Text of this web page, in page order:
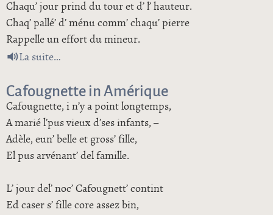
Chaqu’ jour prind du tour et d’ l’ hauteur.
Chaq’ pallé’ d’ ménu comm’ chaqu’ pierre
Rappelle un effort du mineur.
La suitede L’ terri
Cafougnette in Amérique
Cafougnette, i n’y a point longtemps,
A marié l’pus vieux d’ses infants, –
Adèle, eun’ belle et gross’ fille,
El pus arvénant’ del famille.
L’ jour del’ noc’ Cafougnett’ contint
Ed caser s’ fille core assez bin,